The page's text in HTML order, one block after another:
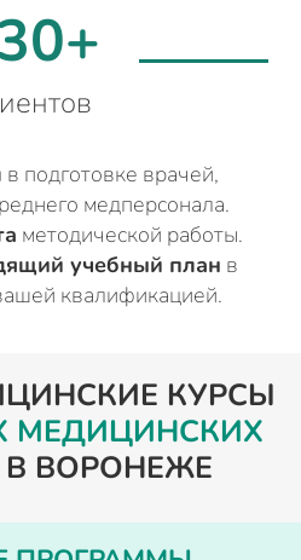
в подготовке врачей,
медперсонала.
методической работы.
учебный план в
квалификацией.
КУРСЫ
МЕДИЦИНСКИХ
В ВОРОНЕЖЕ